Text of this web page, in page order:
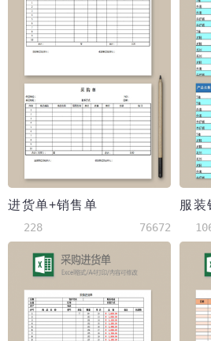
进货单+销售单
228 76672
服装